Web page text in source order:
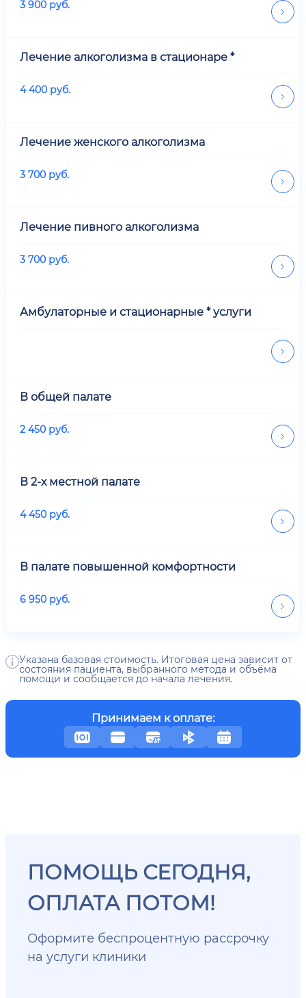
3 900 руб.
Лечение алкоголизма в стационаре *
4 400 руб.
Лечение женского алкоголизма
3 700 руб.
Лечение пивного алкоголизма
3 700 руб.
Амбулаторные и стационарные * услуги
В общей палате
2 450 руб.
В 2-х местной палате
4 450 руб.
В палате повышенной комфортности
6 950 руб.
Указана базовая стоимость. Итоговая цена зависит от
состояния пациента, выбранного метода и объёма
помощи и сообщается до начала лечения.
Принимаем к оплате:
ПОМОЩЬ СЕГОДНЯ,
ОПЛАТА ПОТОМ!
Оформите беспроцентную рассрочку
на услуги клиники